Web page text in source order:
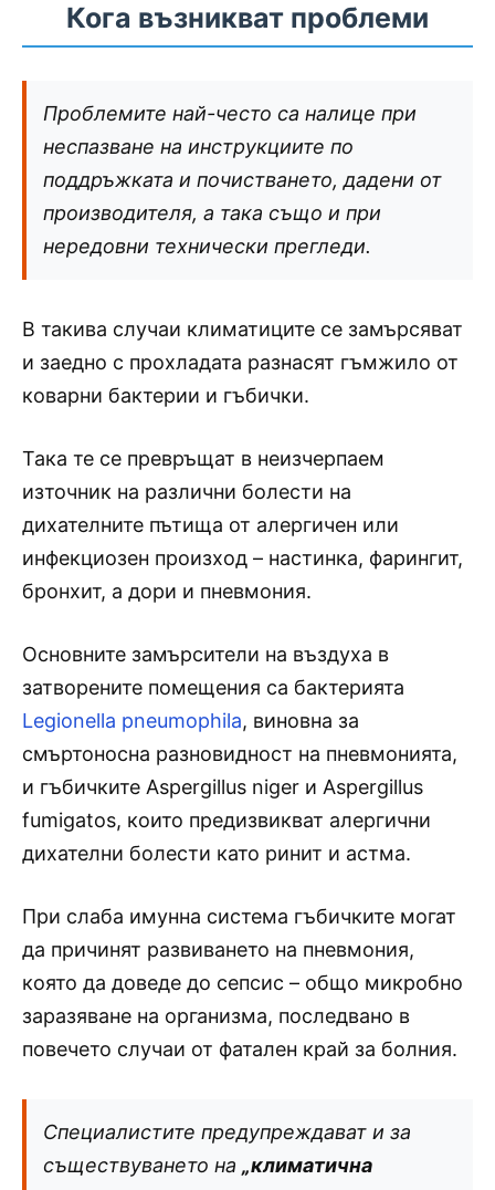
Кога възникват проблеми
Проблемите най-често са налице при
неспазване на инструкциите по
поддръжката и почистването, дадени от
производителя, а така също и при
нередовни технически прегледи.
В такива случаи климатиците се замърсяват
и заедно с прохладата разнасят гъмжило от
коварни бактерии и гъбички.
Така те се превръщат в неизчерпаем
източник на различни болести на
дихателните пътища от алергичен или
инфекциозен произход – настинка, фарингит,
бронхит, а дори и пневмония.
Основните замърсители на въздуха в
затворените помещения са бактерията
Legionella pneumophila, виновна за
смъртоносна разновидност на пневмонията,
и гъбичките Aspergillus niger и Aspergillus
fumigatos, които предизвикват алергични
дихателни болести като ринит и астма.
При слаба имунна система гъбичките могат
да причинят развиването на пневмония,
която да доведе до сепсис – общо микробно
заразяване на организма, последвано в
повечето случаи от фатален край за болния.
Специалистите предупреждават и за
съществуването на „климатична